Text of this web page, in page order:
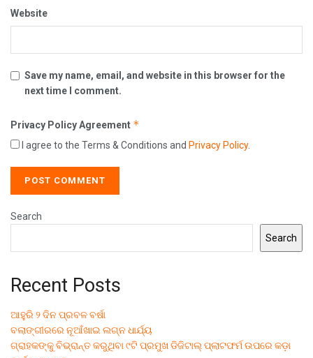
Website
Save my name, email, and website in this browser for the
next time I comment.
Privacy Policy Agreement *
I agree to the Terms & Conditions and Privacy Policy.
Search
Search
Recent Posts
ଆହୁରି ୨ ଦିନ ପ୍ରବଳ ବର୍ଷା
ବଲାଙ୍ଗୀରରେ ନୂଆଁଖାଇ ଲଗ୍ନ ଧାର୍ଯ୍ୟ
ଗ୍ରାହକଙ୍କୁ ବିଭ୍ରାନ୍ତ କରୁଥିବା ୯ଟି ପ୍ରମୁଖ ଡିଜିଟାଲ୍ ପ୍ଲାଟଫର୍ମ ଉପରେ କଡ଼ା